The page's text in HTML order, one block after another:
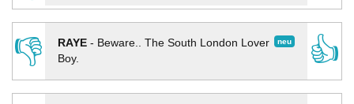
👎
neu
RAYE- Beware.. The South London Lover
Boy.
👍